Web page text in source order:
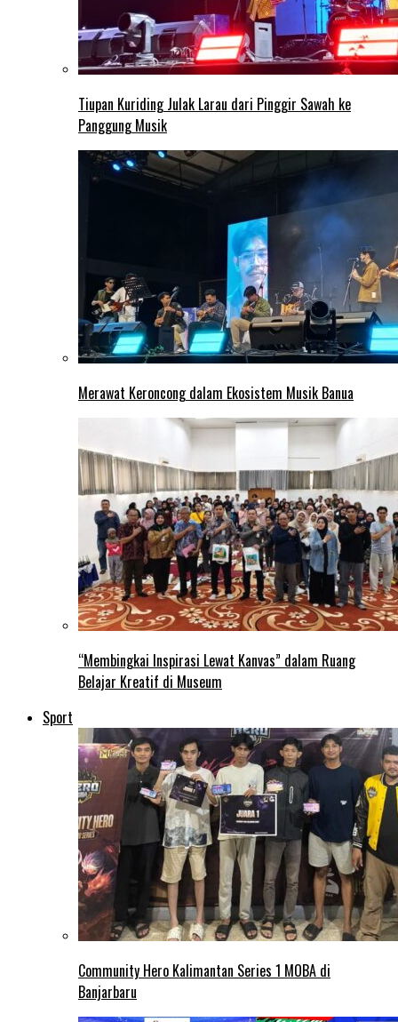
Tiupan Kuriding Julak Larau dari Pinggir Sawah ke
Panggung Musik
Merawat Keroncong dalam Ekosistem Musik Banua
“Membingkai Inspirasi Lewat Kanvas” dalam Ruang
Belajar Kreatif di Museum
Sport
Community Hero Kalimantan Series 1 MOBA di
Banjarbaru